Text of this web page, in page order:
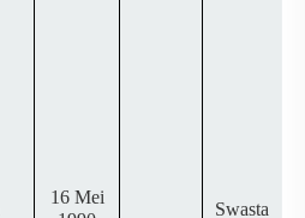
16 Mei
Swasta